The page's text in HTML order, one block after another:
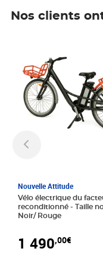
Nos clients
Nouvelle Attitude
Vélo électrique du
reconditionné - Taille normale -
Noir/ Rouge
1 490,00€